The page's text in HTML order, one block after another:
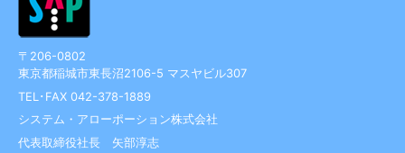
〒206-0802
東京都稲城市東長沼2106-5 マスヤビル307
TEL･FAX 042-378-1889
システム・アローポーション株式会社
代表取締役社長 矢部淳志